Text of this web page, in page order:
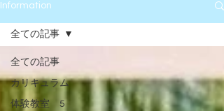
Information
全ての記事
カリキュラム
体験教室 5
全ての記事